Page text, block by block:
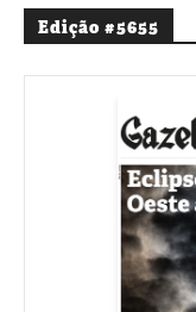
Edição #5655